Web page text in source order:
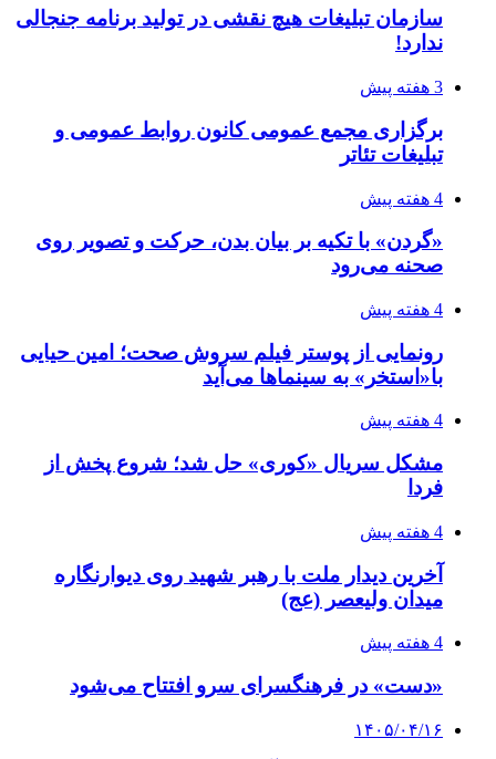
سازمان تبلیغات هیچ نقشی در تولید برنامه جنجالی
ندارد!
3 هفته پیش
برگزاری مجمع عمومی کانون روابط عمومی و
تبلیغات تئاتر
4 هفته پیش
«گردن» با تکیه بر بیان بدن، حرکت و تصویر روی
صحنه می‌رود
4 هفته پیش
رونمایی از پوستر فیلم سروش صحت؛ امین حیایی
با«استخر» به سینماها می‌آید
4 هفته پیش
مشکل سریال «کوری» حل شد؛ شروع پخش از
فردا
4 هفته پیش
آخرین دیدار ملت با رهبر شهید روی دیوارنگاره
میدان ولیعصر (عج)
4 هفته پیش
«دست» در فرهنگسرای سرو افتتاح می‌شود
۱۴۰۵/۰۴/۱۶